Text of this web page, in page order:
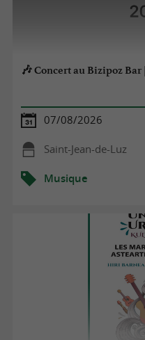
🎶 Concert au Bizipoz Bar
07/08/2026
Saint-Jean-de-Luz
Musique